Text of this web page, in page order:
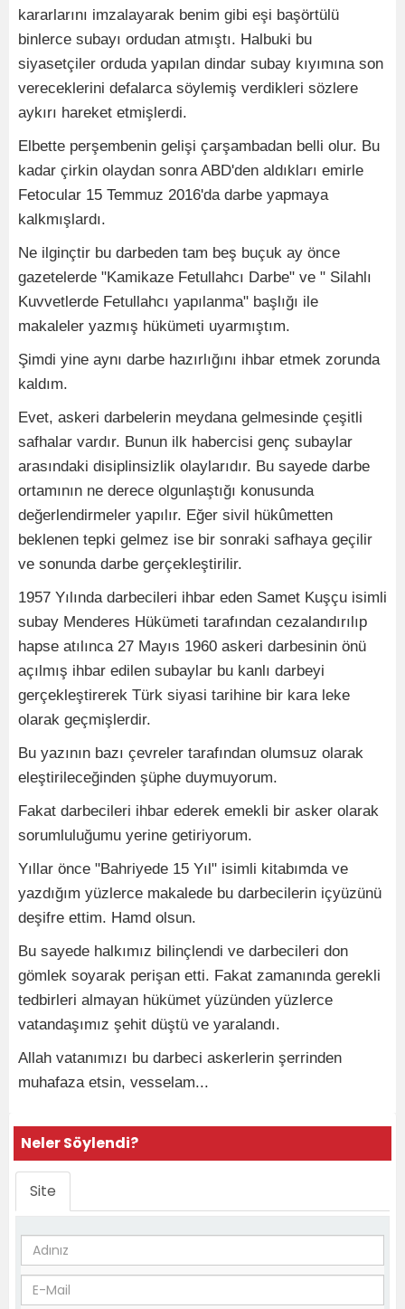
kararlarını imzalayarak benim gibi eşi başörtülü
binlerce subayı ordudan atmıştı. Halbuki bu
siyasetçiler orduda yapılan dindar subay kıyımına son
vereceklerini defalarca söylemiş verdikleri sözlere
aykırı hareket etmişlerdi.
Elbette perşembenin gelişi çarşambadan belli olur. Bu
kadar çirkin olaydan sonra ABD'den aldıkları emirle
Fetocular 15 Temmuz 2016'da darbe yapmaya
kalkmışlardı.
Ne ilginçtir bu darbeden tam beş buçuk ay önce
gazetelerde "Kamikaze Fetullahcı Darbe" ve " Silahlı
Kuvvetlerde Fetullahcı yapılanma" başlığı ile
makaleler yazmış hükümeti uyarmıştım.
Şimdi yine aynı darbe hazırlığını ihbar etmek zorunda
kaldım.
Evet, askeri darbelerin meydana gelmesinde çeşitli
safhalar vardır. Bunun ilk habercisi genç subaylar
arasındaki disiplinsizlik olaylarıdır. Bu sayede darbe
ortamının ne derece olgunlaştığı konusunda
değerlendirmeler yapılır. Eğer sivil hükûmetten
beklenen tepki gelmez ise bir sonraki safhaya geçilir
ve sonunda darbe gerçekleştirilir.
1957 Yılında darbecileri ihbar eden Samet Kuşçu isimli
subay Menderes Hükümeti tarafından cezalandırılıp
hapse atılınca 27 Mayıs 1960 askeri darbesinin önü
açılmış ihbar edilen subaylar bu kanlı darbeyi
gerçekleştirerek Türk siyasi tarihine bir kara leke
olarak geçmişlerdir.
Bu yazının bazı çevreler tarafından olumsuz olarak
eleştirileceğinden şüphe duymuyorum.
Fakat darbecileri ihbar ederek emekli bir asker olarak
sorumluluğumu yerine getiriyorum.
Yıllar önce "Bahriyede 15 Yıl" isimli kitabımda ve
yazdığım yüzlerce makalede bu darbecilerin içyüzünü
deşifre ettim. Hamd olsun.
Bu sayede halkımız bilinçlendi ve darbecileri don
gömlek soyarak perişan etti. Fakat zamanında gerekli
tedbirleri almayan hükümet yüzünden yüzlerce
vatandaşımız şehit düştü ve yaralandı.
Allah vatanımızı bu darbeci askerlerin şerrinden
muhafaza etsin, vesselam...
Neler Söylendi?
Site